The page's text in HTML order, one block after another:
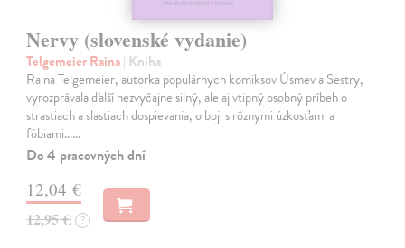
Nervy (slovenské vydanie)
Telgemeier Raina| Kniha
Raina Telgemeier, autorka populárnych komiksov Úsmev a Sestry,
vyrozprávala ďalší nezvyčajne silný, ale aj vtipný osobný príbeh o
strastiach a slastiach dospievania, o boji s rôznymi úzkosťami a
fóbiami...…
Do 4 pracovných dní
12,04 €
12,95 € ?